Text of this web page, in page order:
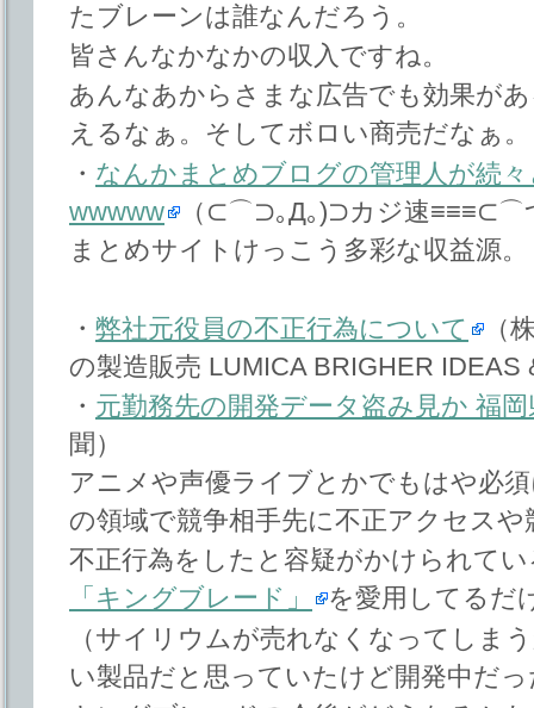
たブレーンは誰なんだろう。
皆さんなかなかの収入ですね。
あんなあからさまな広告でも効果が
えるなぁ。そしてボロい商売だなぁ。
・ なんかまとめブログの管理人が続
wwwww
（⊂⌒⊃｡Д｡)⊃カジ速≡≡≡⊂⌒
まとめサイトけっこう多彩な収益源。
・ 弊社元役員の不正行為について
（
の製造販売 LUMICA BRIGHER IDEAS
・ 元勤務先の開発データ盗み見か 福
聞）
アニメや声優ライブとかでもはや必
の領域で競争相手先に不正アクセスや
不正行為をしたと容疑がかけられてい
「キングブレード」
を愛用してるだ
（サイリウムが売れなくなってしま
い製品だと思っていたけど開発中だ